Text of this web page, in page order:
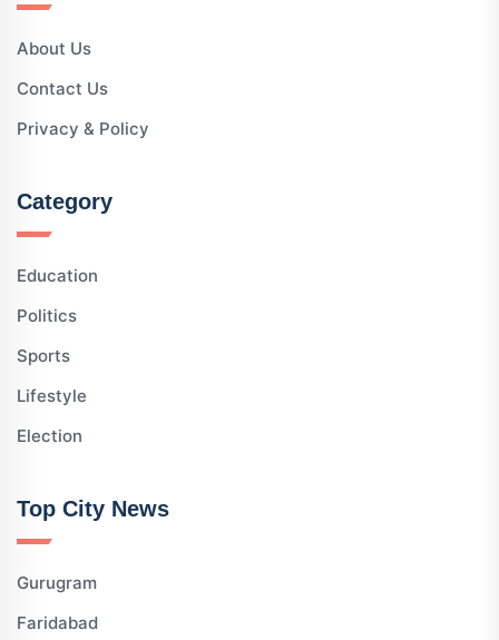
About Us
Contact Us
Privacy & Policy
Category
Education
Politics
Sports
Lifestyle
Election
Top City News
Gurugram
Faridabad